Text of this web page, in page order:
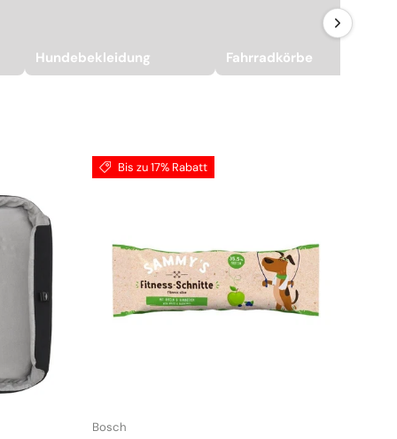
Hundebekleidung Fahrradkörbe
Bis zu 17% Rabatt
Bosch